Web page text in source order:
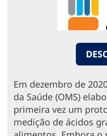
Em dezembro de
da Saúde (OMS)
primeira vez um
medição de ácidos